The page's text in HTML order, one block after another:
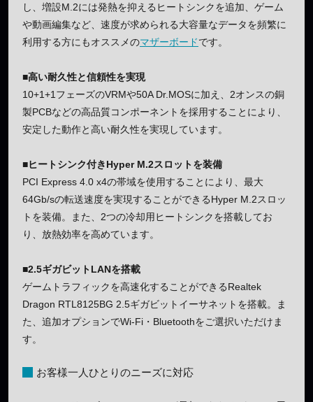
し、増設M.2には発熱を抑えるヒートシンクを追加、ゲーム
や動画編集など、速度が求められる大容量なデータを頻繁に
利用する方にもオススメのマザーボードです。
■高い耐久性と信頼性を実現
10+1+1フェーズのVRMや50A Dr.MOSに加え、2オンスの銅
製PCBなどの高品質コンポーネントを採用することにより、
安定した動作と高い耐久性を実現しています。
■ヒートシンク付きHyper M.2スロットを装備
PCI Express 4.0 x4の帯域を使用することにより、最大
64Gb/sの転送速度を実現することができるHyper M.2スロッ
トを装備。また、2つの冷却用ヒートシンクを搭載してお
り、放熱効率を高めています。
■2.5ギガビットLANを搭載
ゲームトラフィックを高速化することができるRealtek
Dragon RTL8125BG 2.5ギガビットイーサネットを搭載。ま
た、追加オプションでWi-Fi・Bluetoothをご選択いただけま
す。
お客様一人ひとりのニーズに対応